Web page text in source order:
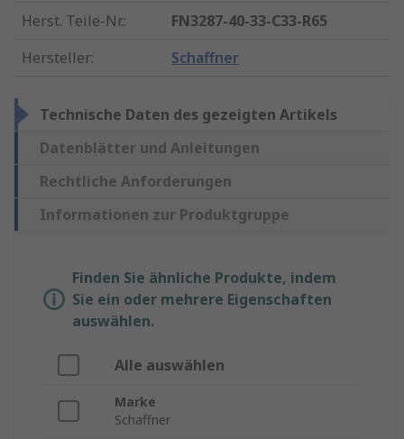
Herst. Teile-Nr.:
FN3287-40-33-C33-R65
Hersteller: Schaffner
Technische Daten des gezeigten Artikels
Datenblätter und Anleitungen
Rechtliche Anforderungen
Informationen zur Produktgruppe
Finden Sie ähnliche Produkte, indem
Sie ein oder mehrere Eigenschaften
auswählen.
Alle auswählen
Marke
Schaffner